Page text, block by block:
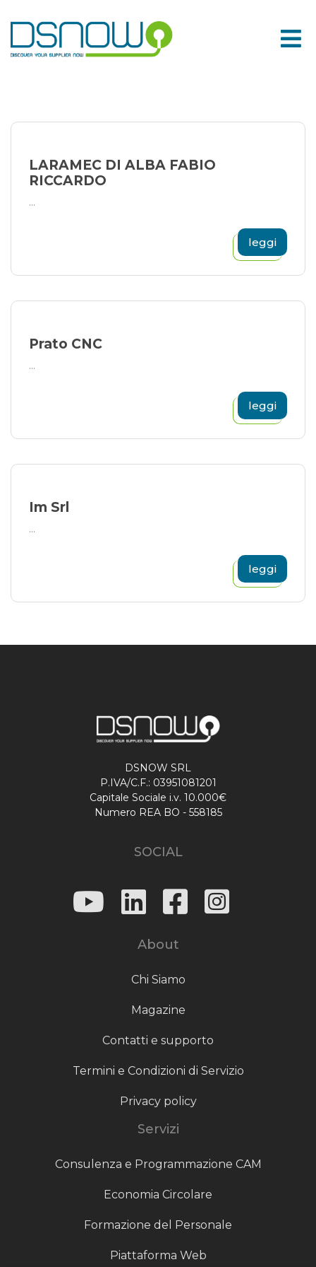
to
content
LARAMEC DI ALBA FABIO
RICCARDO
...
leggi
Prato CNC
...
leggi
Im Srl
...
leggi
DSNOW SRL
P.IVA/C.F.: 03951081201
Capitale Sociale i.v. 10.000€
Numero REA BO - 558185
SOCIAL
About
Chi Siamo
Magazine
Contatti e supporto
Termini e Condizioni di Servizio
Privacy policy
Servizi
Consulenza e Programmazione CAM
Economia Circolare
Formazione del Personale
Piattaforma Web